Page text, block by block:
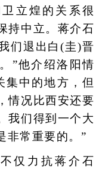
立煌的关系很
持中立。蒋介石
们退出白(圭)晋
”他介绍洛阳情
集中的地方，但
情况比西安还要
我们得到一个大
非常重要的。”
仅力抗蒋介石